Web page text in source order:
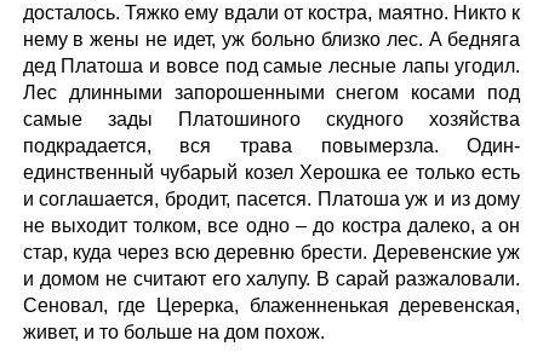
досталось. Тяжко ему вдали от костра, маятно. Никто к
нему в жены не идет, уж больно близко лес. А бедняга
дед Платоша и вовсе под самые лесные лапы угодил.
Лес длинными запорошенными снегом косами под
самые зады Платошиного скудного хозяйства
подкрадается, вся трава повымерзла. Один-
единственный чубарый козел Херошка ее только есть
и соглашается, бродит, пасется. Платоша уж и из дому
не выходит толком, все одно – до костра далеко, а он
стар, куда через всю деревню брести. Деревенские уж
и домом не считают его халупу. В сарай разжаловали.
Сеновал, где Церерка, блаженненькая деревенская,
живет, и то больше на дом похож.